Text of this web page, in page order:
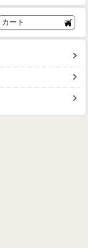
カート